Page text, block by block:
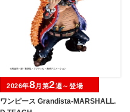
ワンピース Grandista-MARSHALL.
2026年8月第2週～登場